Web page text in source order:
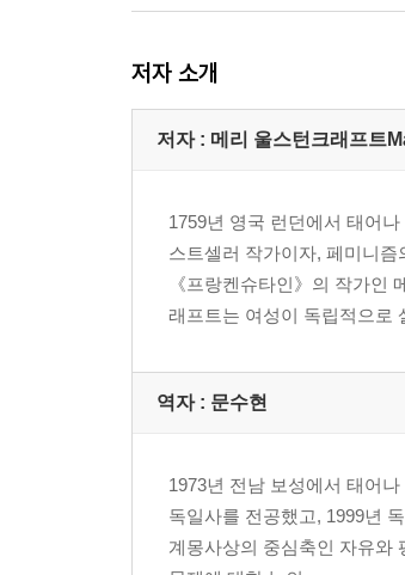
저자 소개
저자 : 메리 울스턴크래프트
1759년 영국 런던에서 태어
스트셀러 작가이자, 페미니
《프랑켄슈타인》의 작가인
래프트는 여성이 독립적으로
역자 : 문수현
1973년 전남 보성에서 태어
독일사를 전공했고, 1999년
계몽사상의 중심축인 자유와